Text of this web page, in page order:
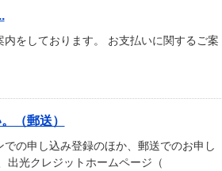
をしております。 お支払いに関するご案
（郵送）
の申し込み登録のほか、郵送でのお申し
出光クレジットホームページ（